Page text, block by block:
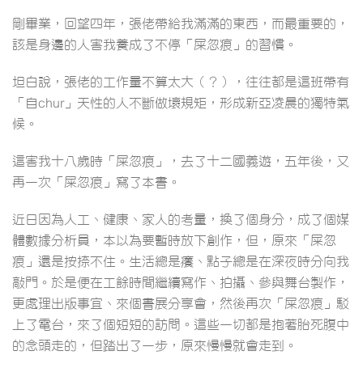
剛畢業，回望四年，張佬帶給我滿滿的東西，而最重要的，
該是身邊的人害我養成了不停「屎忽痕」的習慣。
坦白說，張佬的工作量不算太大（？），往往都是這班帶有
「自chur」天性的人不斷做壞規矩，形成新亞凌晨的獨特氣
候。
這害我十八歲時「屎忽痕」，去了十二國義遊，五年後，又
再一次「屎忽痕」寫了本書。
近日因為人工、健康、家人的考量，換了個身分，成了個媒
體數據分析員，本以為要暫時放下創作，但，原來「屎忽
痕」還是按捺不住。生活總是癢、點子總是在深夜時分向我
敲門。於是便在工餘時間繼續寫作、拍攝、參與舞台製作，
更處理出版事宜、來個書展分享會，然後再次「屎忽痕」駁
上了電台，來了個短短的訪問。這些一切都是抱著胎死腹中
的念頭走的，但踏出了一步，原來慢慢就會走到。